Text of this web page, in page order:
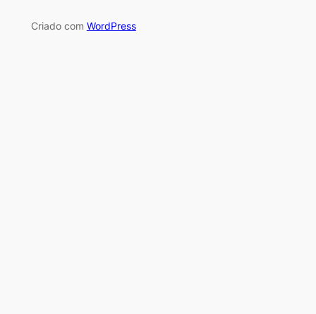
Criado com WordPress